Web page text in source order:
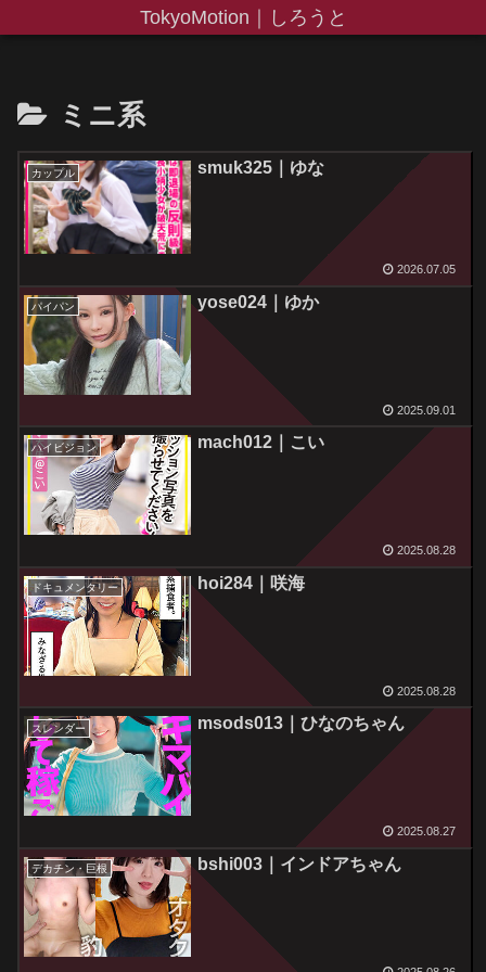
TokyoMotion｜しろうと
ミニ系
カップル smuk325｜ゆな
2026.07.05
パイパン yose024｜ゆか
2025.09.01
ハイビジョン mach012｜こい
2025.08.28
ドキュメンタリー hoi284｜咲海
2025.08.28
スレンダー msods013｜ひなのちゃん
2025.08.27
デカチン・巨根 bshi003｜インドアちゃん